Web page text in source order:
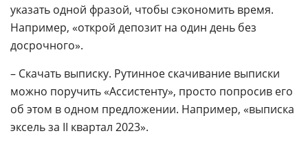
указать одной фразой, чтобы сэкономить время.
Например, «открой депозит на один день без
досрочного».
– Скачать выписку. Рутинное скачивание выписки
можно поручить «Ассистенту», просто попросив его
об этом в одном предложении. Например, «выписка
эксель за II квартал 2023».